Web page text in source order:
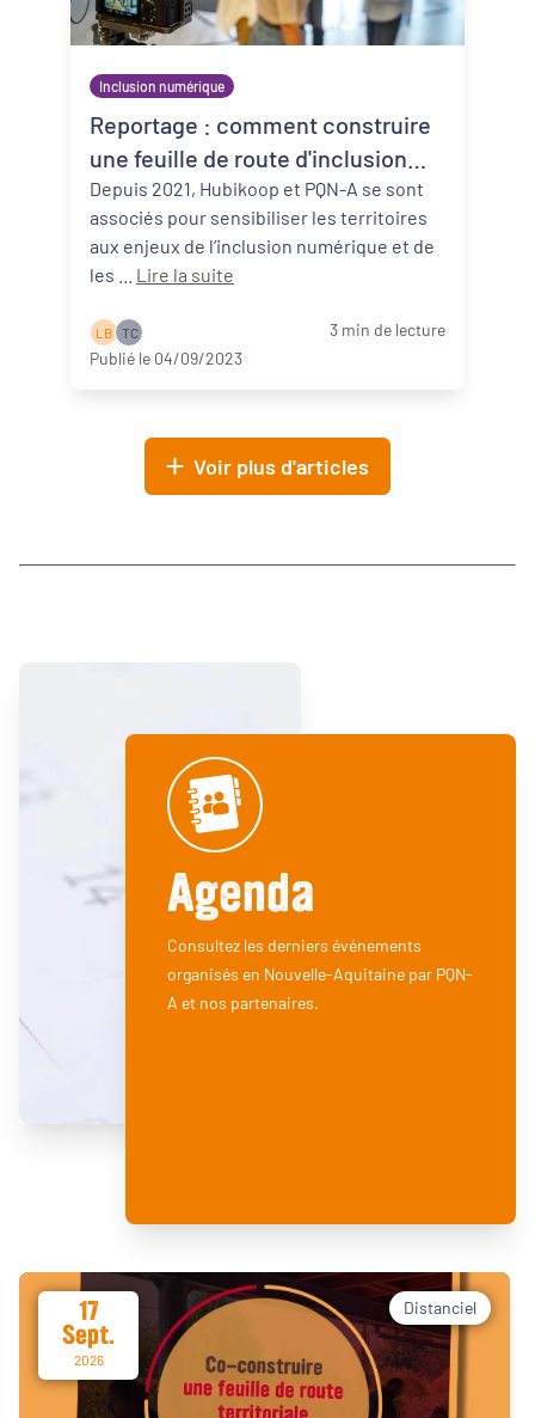
Inclusion numérique
Reportage : comment construire
une feuille de route d'inclusion
numérique ?
Depuis 2021, Hubikoop et PQN-A se sont
associés pour sensibiliser les territoires
aux enjeux de l’inclusion numérique et de
Lire la suite
L B T C
3 min de lecture
Publié le 04/09/2023
Voir plus d'articles
Agenda
Consultez les derniers événements
organisés en Nouvelle-Aquitaine par PQN-
A et nos partenaires.
17
Sept.
2026
Distanciel